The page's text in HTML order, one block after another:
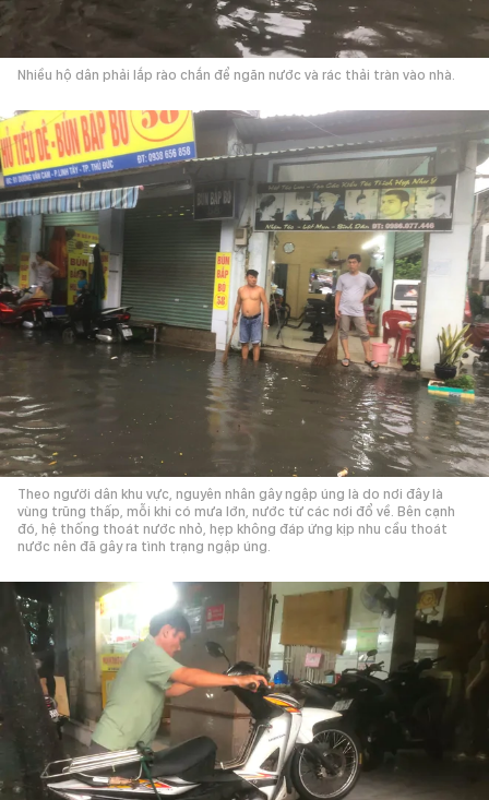
Nhiều hộ dân phải lắp rào chắn để ngăn nước và rác thải tràn vào nhà.
Theo người dân khu vực, nguyên nhân gây ngập úng là do nơi đây là
vùng trũng thấp, mỗi khi có mưa lớn, nước từ các nơi đổ về. Bên cạnh
đó, hệ thống thoát nước nhỏ, hẹp không đáp ứng kịp nhu cầu thoát
nước nên đã gây ra tình trạng ngập úng.